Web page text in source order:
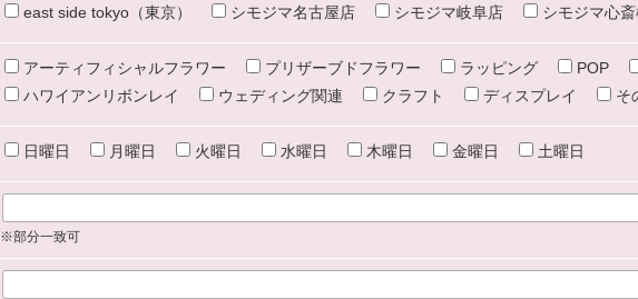
east side tokyo（東京） シモジマ名古屋店 シモジマ岐阜店 シモジマ心斎
アーティフィシャルフラワー プリザーブドフラワー ラッピング POP
ハワイアンリボンレイ
ウェディング関連 クラフト ディスプレイ そ
日曜日 月曜日 火曜日 水曜日 木曜日 金曜日 土曜日
※部分一致可